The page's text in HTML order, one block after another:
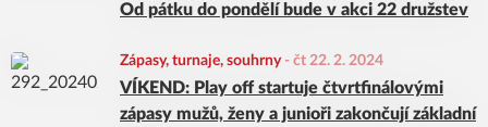
Od pátku do pondělí bude v akci 22 družstev
Zápasy, turnaje, souhrny - čt 22. 2. 2024
VÍKEND: Play off startuje čtvrtfinálovými
zápasy mužů, ženy a junioři zakončují základní